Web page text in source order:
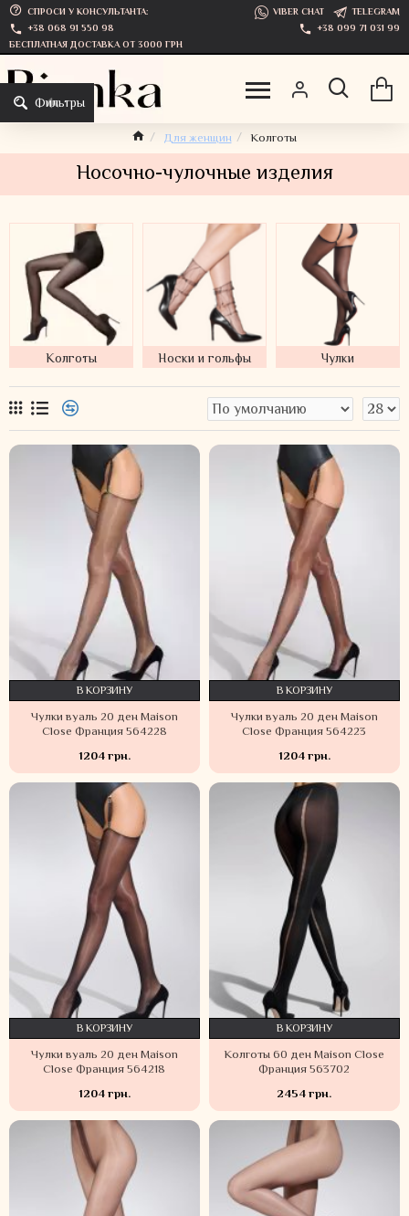
Фильтры
СПРОСИ У КОНСУЛЬТАНТА: VIBER CHAT
TELEGRAM
+38 068 91 550 98
+38 099 71 031 99
БЕСПЛАТНАЯ ДОСТАВКА ОТ 3000 ГРН
Для женщин Колготы
Носочно-чулочные изделия
Колготы Носки и гольфы Чулки
Чулки вуаль 20 ден Maison
Close Франция 564228
1204 грн.
В КОРЗИНУ
Чулки вуаль 20 ден Maison
Close Франция 564223
1204 грн.
В КОРЗИНУ
Чулки вуаль 20 ден Maison
Close Франция 564218
1204 грн.
В КОРЗИНУ
Колготы 60 ден Maison Close
Франция 563702
2454 грн.
В КОРЗИНУ